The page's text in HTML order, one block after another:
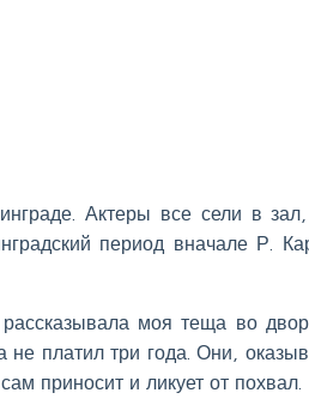
Актеры все сели в
период вначале Р.
моя теща во
платил три года. Они,
приносит и ликует от похвал.